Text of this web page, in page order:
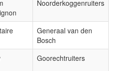
Noorderkoggenruiters
Generaal van den
Bosch
Goorechtruiters